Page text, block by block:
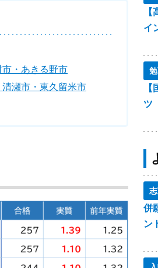
・あきる野市
瀬市・東久留米市
イ
ツ
併
ン